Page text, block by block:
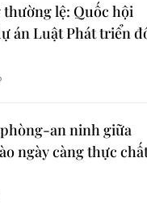
lệ: Quốc hội
án Luật Phát triển
an ninh giữa
ngày càng thực